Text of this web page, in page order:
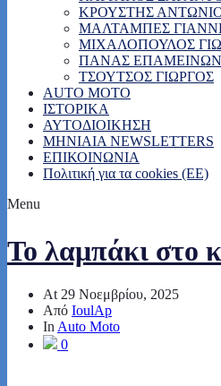
ΚΡΟΥΣΤΗΣ
ΜΑΛΤΑΜΠΕΣ
ΜΙΧΑΛΟΠΟΥΛΟΣ
ΠΑΝΑΣ
ΤΣΟΥΤΣΟΣ ΓΙΩΡΓΟΣ
AUTO MOTO
ΙΣΤΟΡΙΚΑ
ΑΥΤΟΔΙΟΙΚΗΣΗ
MHNIAIA NEWSLETTERS
ΕΠΙΚΟΙΝΩΝΙΑ
Πολιτική για τα cookies (ΕΕ)
Menu
Το λαμπάκι στο
At 29 Νοεμβρίου, 2025
Από IoulAp
InAuto Moto
0